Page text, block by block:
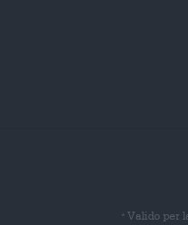
* Valido per